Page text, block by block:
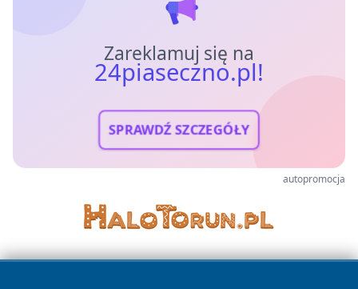
Zareklamuj się na
24piaseczno.pl!
SPRAWDŹ SZCZEGÓŁY
autopromocja